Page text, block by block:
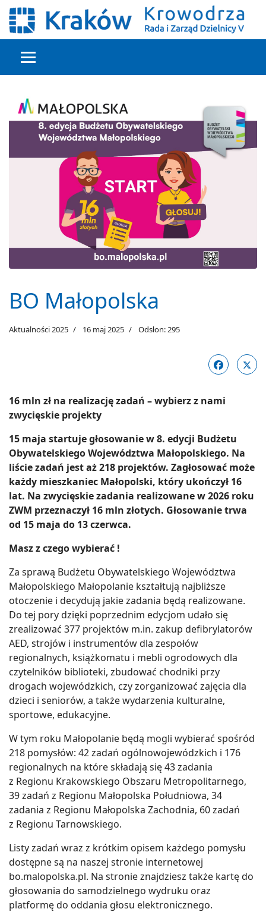
Głowna treść
BO Małopolska
Aktualności 2025 16 maj 2025 Odsłon: 295
16 mln zł na realizację zadań – wybierz z nami
zwycięskie projekty
15 maja startuje głosowanie w 8. edycji Budżetu
Obywatelskiego Województwa Małopolskiego. Na
liście zadań jest aż 218 projektów. Zagłosować może
każdy mieszkaniec Małopolski, który ukończył 16
lat. Na zwycięskie zadania realizowane w 2026 roku
ZWM przeznaczył 16 mln złotych. Głosowanie trwa
od 15 maja do 13 czerwca.
Masz z czego wybierać !
Za sprawą Budżetu Obywatelskiego Województwa
Małopolskiego Małopolanie kształtują najbliższe
otoczenie i decydują jakie zadania będą realizowane.
Do tej pory dzięki poprzednim edycjom udało się
zrealizować 377 projektów m.in. zakup defibrylatorów
AED, strojów i instrumentów dla zespołów
regionalnych, książkomatu i mebli ogrodowych dla
czytelników biblioteki, zbudować chodniki przy
drogach wojewódzkich, czy zorganizować zajęcia dla
dzieci i seniorów, a także wydarzenia kulturalne,
sportowe, edukacyjne.
W tym roku Małopolanie będą mogli wybierać spośród
218 pomysłów: 42 zadań ogólnowojewódzkich i 176
regionalnych na które składają się 43 zadania
z Regionu Krakowskiego Obszaru Metropolitarnego,
39 zadań z Regionu Małopolska Południowa, 34
zadania z Regionu Małopolska Zachodnia, 60 zadań
z Regionu Tarnowskiego.
Listy zadań wraz z krótkim opisem każdego pomysłu
dostępne są na naszej stronie internetowej
bo.malopolska.pl. Na stronie znajdziesz także kartę do
głosowania do samodzielnego wydruku oraz
platformę do oddania głosu elektronicznego.